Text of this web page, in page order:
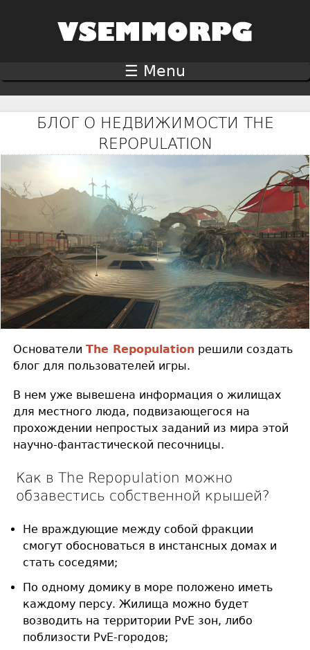
БЛОГ О НЕДВИЖИМОСТИ THE
REPOPULATION
Основатели The Repopulationрешили создать
блог для пользователей игры.
В нем уже вывешена информация о жилищах
для местного люда, подвизающегося на
прохождении непростых заданий из мира этой
научно-фантастической песочницы.
Как в The Repopulation можно
обзавестись собственной крышей?
Не враждующие между собой фракции
смогут обосноваться в инстансных домах и
стать соседями;
По одному домику в море положено иметь
каждому персу. Жилища можно будет
возводить на территории PvE зон, либо
поблизости PvE-городов;
☰ Menu